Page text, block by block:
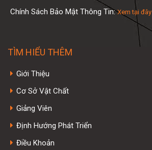
Chính Sách Bảo Mật Thông Tin:Xem tại đây
TÌM HIỂU THÊM
Giới Thiệu
Cơ Sở Vật Chất
Giảng Viên
Định Hướng Phát Triển
Điều Khoản